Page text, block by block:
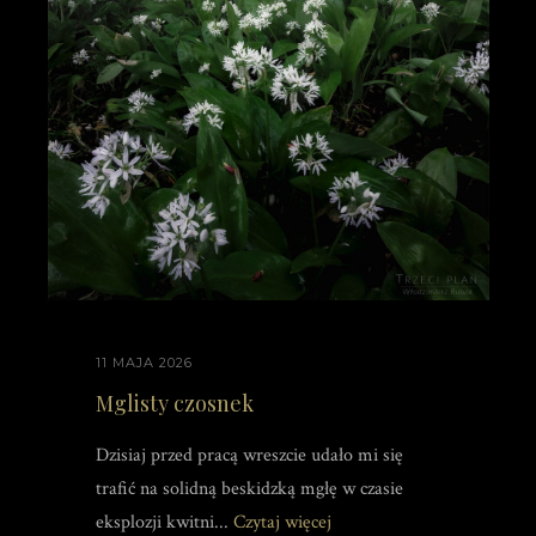
11 MAJA 2026
Mglisty czosnek
Dzisiaj przed pracą wreszcie udało mi się
trafić na solidną beskidzką mgłę w czasie
eksplozji kwitni... Czytaj więcej